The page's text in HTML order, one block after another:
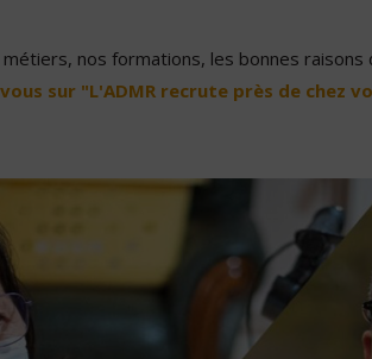
nos formations, les bonnes
sur "L'ADMR recrute près de chez